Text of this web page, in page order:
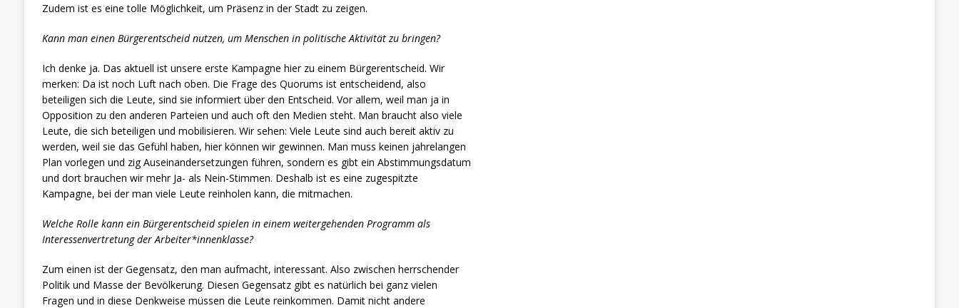
Zudem ist es eine tolle Möglichkeit, um Präsenz in der Stadt zu zeigen.
Kann man einen Bürgerentscheid nutzen, um Menschen in politische Aktivität zu bringen?
Ich denke ja. Das aktuell ist unsere erste Kampagne hier zu einem Bürgerentscheid. Wir
merken: Da ist noch Luft nach oben. Die Frage des Quorums ist entscheidend, also
beteiligen sich die Leute, sind sie informiert über den Entscheid. Vor allem, weil man ja in
Opposition zu den anderen Parteien und auch oft den Medien steht. Man braucht also viele
Leute, die sich beteiligen und mobilisieren. Wir sehen: Viele Leute sind auch bereit aktiv zu
werden, weil sie das Gefühl haben, hier können wir gewinnen. Man muss keinen jahrelangen
Plan vorlegen und zig Auseinandersetzungen führen, sondern es gibt ein Abstimmungsdatum
und dort brauchen wir mehr Ja- als Nein-Stimmen. Deshalb ist es eine zugespitzte
Kampagne, bei der man viele Leute reinholen kann, die mitmachen.
Welche Rolle kann ein Bürgerentscheid spielen in einem weitergehenden Programm als
Interessenvertretung der Arbeiter*innenklasse?
Zum einen ist der Gegensatz, den man aufmacht, interessant. Also zwischen herrschender
Politik und Masse der Bevölkerung. Diesen Gegensatz gibt es natürlich bei ganz vielen
Fragen und in diese Denkweise müssen die Leute reinkommen. Damit nicht andere